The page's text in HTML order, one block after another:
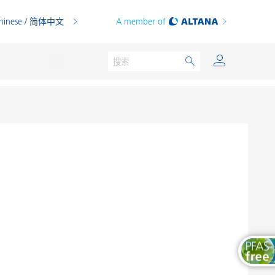
/ 简体中文 A member of